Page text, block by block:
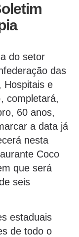
do setor
das
Hospitais e
completará,
60 anos,
a data já
nesta
Coco
que será
seis
estaduais
de todo o